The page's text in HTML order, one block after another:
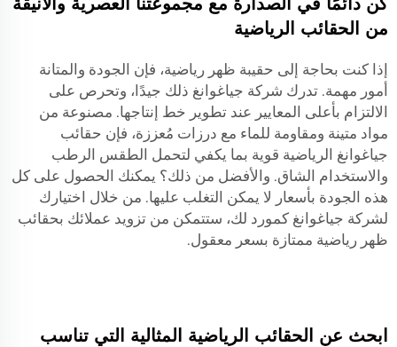
من الحقائب الرياضية
إذا كنت بحاجة إلى حقيبة ظهر رياضية، فإن الجودة والمتانة
أمور مهمة. تدرك شركة جياغوانغ ذلك جيدًا، وتحرص على
الالتزام بأعلى المعايير عند تطوير خط إنتاجها. مصنوعة من
مواد متينة ومقاومة للماء مع درزات مُعززة، فإن حقائب
جياغوانغ الرياضية قوية بما يكفي لتحمل الطقس الرطب
والاستخدام الشاق. والأفضل من ذلك؟ يمكنك الحصول على كل
هذه الجودة بأسعار لا يمكن التغلب عليها. من خلال اختيارك
لشركة جياغوانغ كمورد لك، ستتمكن من تزويد عملائك بحقائب
ظهر رياضية ممتازة بسعر معقول.
ابحث عن الحقائب الرياضية المثالية التي تناسب